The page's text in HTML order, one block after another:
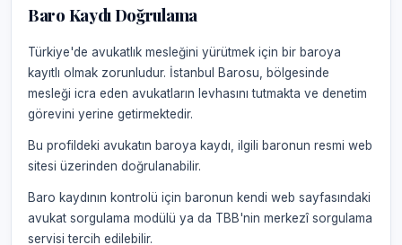
Baro Kaydı Doğrulama
Türkiye'de avukatlık mesleğini yürütmek için bir baroya
kayıtlı olmak zorunludur. İstanbul Barosu, bölgesinde
mesleği icra eden avukatların levhasını tutmakta ve denetim
görevini yerine getirmektedir.
Bu profildeki avukatın baroya kaydı, ilgili baronun resmi web
sitesi üzerinden doğrulanabilir.
Baro kaydının kontrolü için baronun kendi web sayfasındaki
avukat sorgulama modülü ya da TBB'nin merkezî sorgulama
servisi tercih edilebilir.